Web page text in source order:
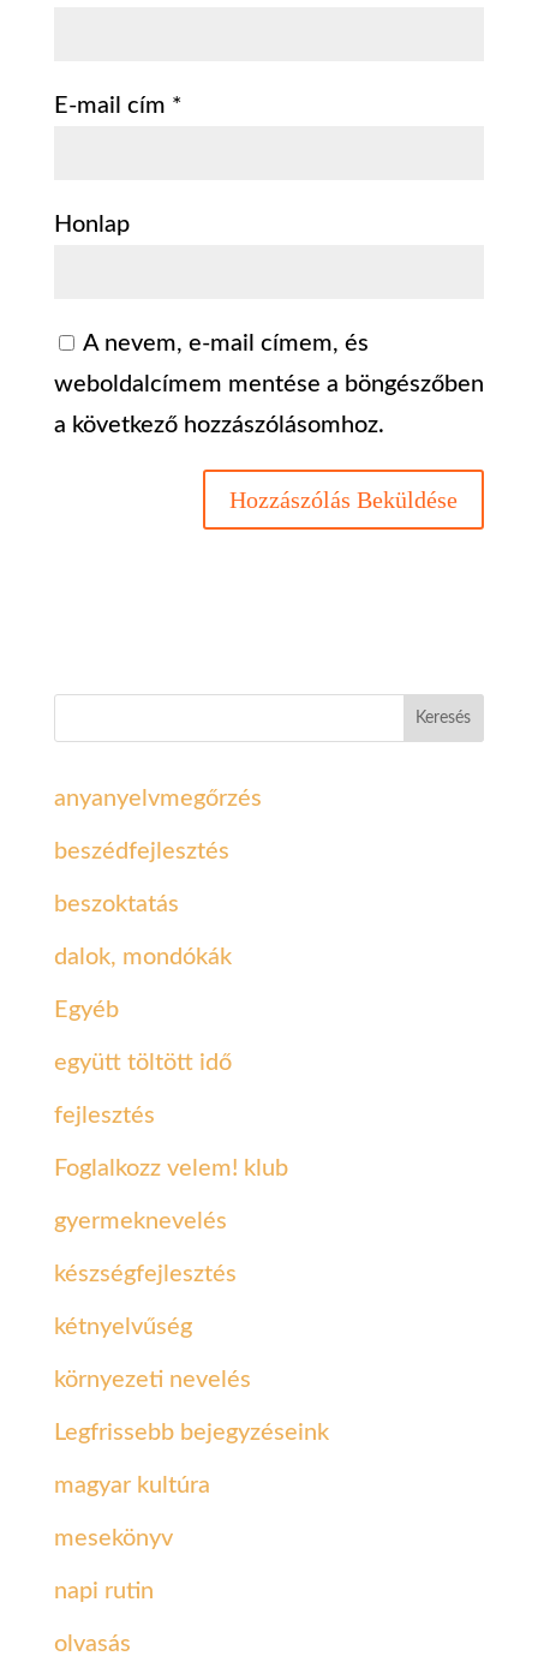
E-mail cím *
Honlap
A nevem, e-mail címem, és
weboldalcímem mentése a böngészőben
a következő hozzászólásomhoz.
Keresés
anyanyelvmegőrzés
beszédfejlesztés
beszoktatás
dalok, mondókák
Egyéb
együtt töltött idő
fejlesztés
Foglalkozz velem! klub
gyermeknevelés
készségfejlesztés
kétnyelvűség
környezeti nevelés
Legfrissebb bejegyzéseink
magyar kultúra
mesekönyv
napi rutin
olvasás